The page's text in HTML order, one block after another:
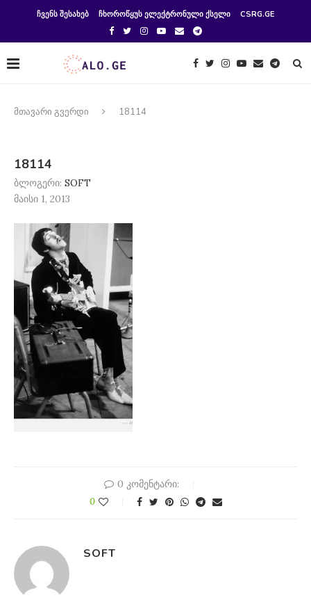
ᲩᲕᲔᲜᲡ ᲨᲔᲡᲐᲮᲔᲑ ᲩᲮᲝᲠᲝᲬᲧᲣᲡ ᲔᲚᲔᲥᲢᲠᲝᲜᲣᲚᲘ ᲥᲡᲔᲚᲘ CSRG.GE
მთავარი გვერდი 18114
18114
ბლოგერი: SOFT
მაისი 1, 2013
0 კომენტარი:
0
SOFT